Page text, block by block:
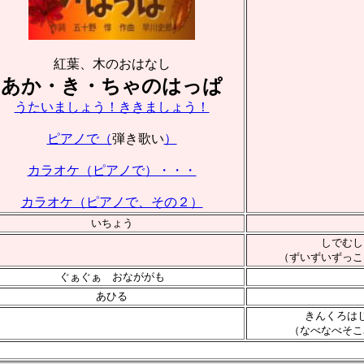
紅葉、木のおはなし
あか・き・ちゃのはっぱ
うたいましょう！ききましょう！
ピアノで（弾き歌い）
カラオケ（ピアノで）・・・
カラオケ（ピアノで、その２）
いちょう
しでむし
（ずいずいずっ
ぐぁぐぁ おなががも
あひる
きんくろは
（なべなべそ